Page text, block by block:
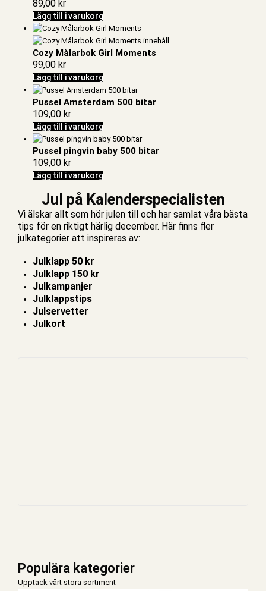
89,00 kr
Lägg till i varukorg
Cozy Målarbok Girl Moments
99,00 kr
Lägg till i varukorg
Pussel Amsterdam 500 bitar
109,00 kr
Lägg till i varukorg
Pussel pingvin baby 500 bitar
109,00 kr
Lägg till i varukorg
Jul på Kalenderspecialisten
Vi älskar allt som hör julen till och har samlat våra bästa
tips för en riktigt härlig december. Här finns fler
julkategorier att inspireras av:
Julklapp 50 kr
Julklapp 150 kr
Julkampanjer
Julklappstips
Julservetter
Julkort
Populära kategorier
Upptäck vårt stora sortiment